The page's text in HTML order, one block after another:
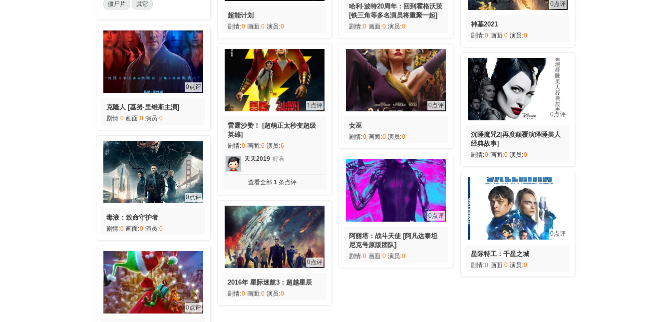
僵尸片
其它
0点评
克隆人 [基努·里维斯主演]
剧情:0 画面:0 演员:0
0点评
毒液：致命守护者
剧情:0 画面:0 演员:0
0点评
超能计划
剧情:0 画面:0 演员:0
1点评
雷霆沙赞！ [超萌正太秒变超级
英雄]
剧情:0 画面:6 演员:6
天天2019 好看
查看全部 1 条点评...
0点评
2016年 星际迷航3：超越星辰
剧情:0 画面:0 演员:0
哈利·波特20周年：回到霍格沃茨
[铁三角等多名演员将重聚一起]
剧情:0 画面:0 演员:0
0点评
女巫
剧情:0 画面:0 演员:0
0点评
阿丽塔：战斗天使 [阿凡达泰坦
尼克号原版团队]
剧情:0 画面:0 演员:0
0点评
神墓2021
剧情:0 画面:0 演员:0
0点评
沉睡魔咒2[再度颠覆演绎睡美人
经典故事]
剧情:0 画面:0 演员:0
0点评
星际特工：千星之城
剧情:0 画面:0 演员:0